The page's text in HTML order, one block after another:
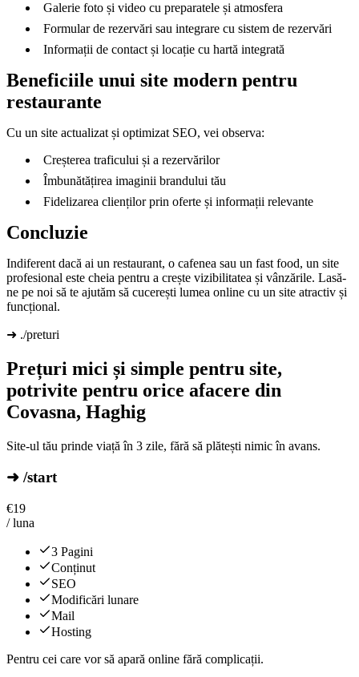
Galerie foto și video cu preparatele și atmosfera
Formular de rezervări sau integrare cu sistem de rezervări
Informații de contact și locație cu hartă integrată
Beneficiile unui site modern pentru
restaurante
Cu un site actualizat și optimizat SEO, vei observa:
Creșterea traficului și a rezervărilor
Îmbunătățirea imaginii brandului tău
Fidelizarea clienților prin oferte și informații relevante
Concluzie
Indiferent dacă ai un restaurant, o cafenea sau un fast food, un site
profesional este cheia pentru a crește vizibilitatea și vânzările. Lasă-
ne pe noi să te ajutăm să cucerești lumea online cu un site atractiv și
funcțional.
➜ ./preturi
Prețuri mici și simple pentru site,
potrivite pentru orice afacere din
Covasna, Haghig
Site-ul tău prinde viață în 3 zile, fără să plătești nimic în avans.
➜ /start
€19
/ luna
3 Pagini
Conținut
SEO
Modificări lunare
Mail
Hosting
Pentru cei care vor să apară online fără complicații.